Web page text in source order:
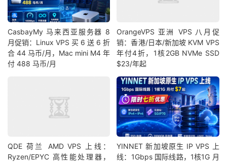
CasbayMy 马来西亚服务器 8
月促销：Linux VPS 买 6 送 6 折
合 44 马币/月，Mac mini M4 年
付 488 马币/月
OrangeVPS 亚洲 VPS 八月促
销：香港/日本/新加坡 KVM VPS
年付4折，1核2GB NVMe SSD
$23/年起
QDE 荷兰 AMD VPS 上线：
Ryzen/EPYC 高性能处理器，
YINNET 新加坡原生 IP VPS 上
线：1Gbps 国际线路，1核1G 月